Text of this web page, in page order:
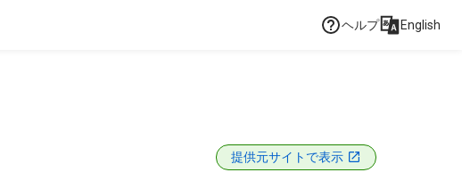
ヘルプ English
提供元サイトで表示